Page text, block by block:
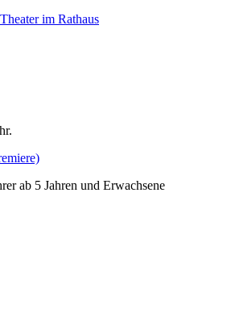
im Rathaus
ab 5 Jahren und Erwachsene